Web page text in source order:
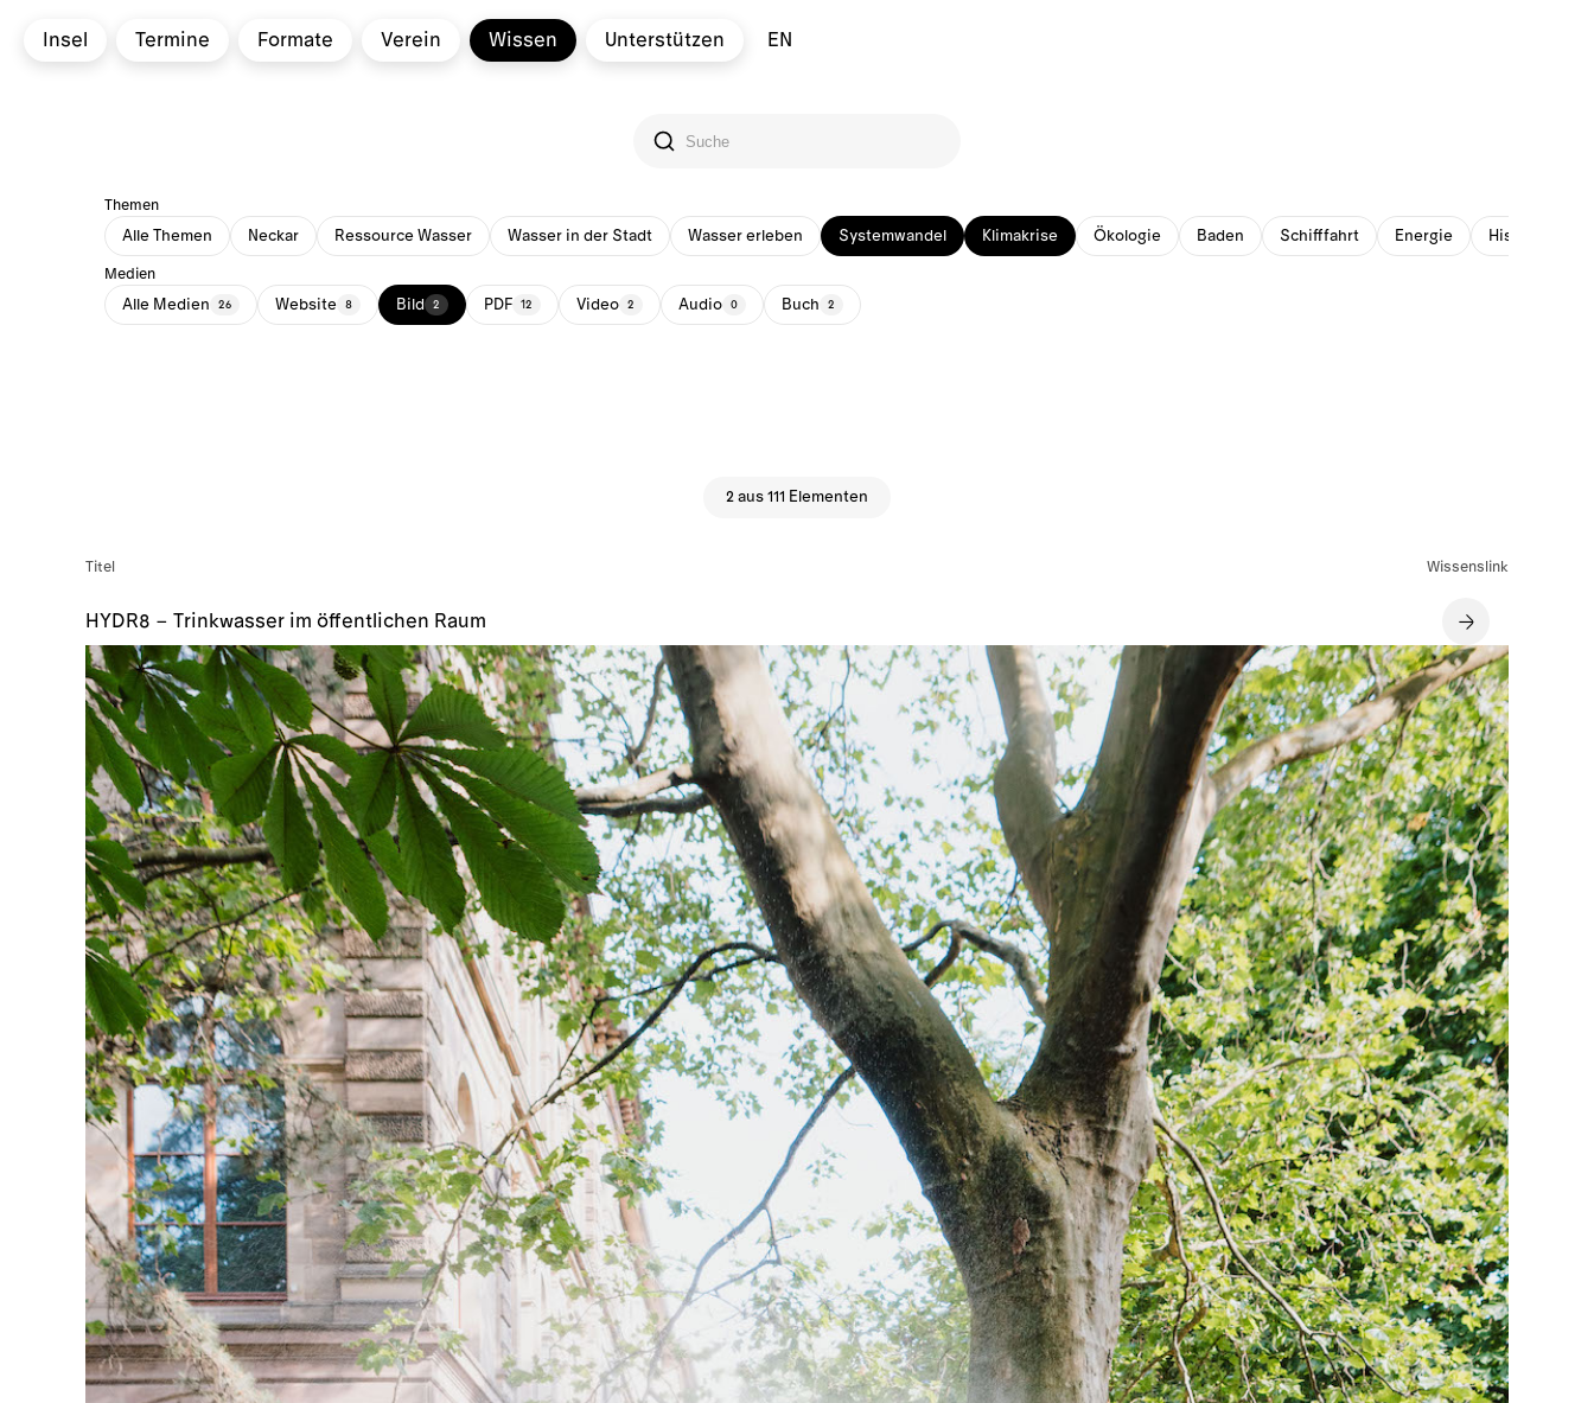
Insel Termine Formate Verein Wissen Unterstützen EN
Themen
Alle Themen Neckar Ressource Wasser Wasser in der Stadt Wasser erleben Systemwandel Klimakrise Ökologie Baden Schifffahrt Energie Historisches
Medien
Alle Medien 26 Website 8 Bild 2 PDF 12 Video 2 Audio 0 Buch 2
2 aus 111 Elementen
Titel Wissenslink
HYDR8 – Trinkwasser im öffentlichen Raum